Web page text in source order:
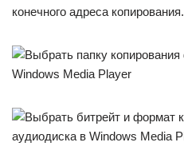
конечного адреса копирования.